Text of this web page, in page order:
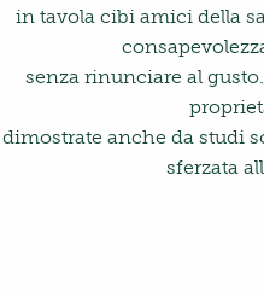
in tavola cibi amici della
senza rinunciare al
dimostrate anche da studi
sferzata